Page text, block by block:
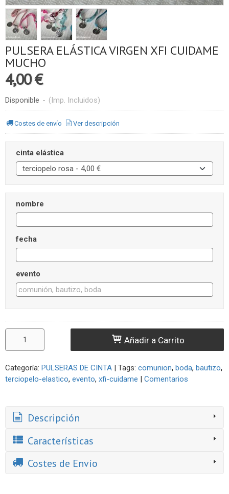
PULSERA ELÁSTICA VIRGEN XFI CUIDAME
MUCHO
4,00 €
Disponible - (Imp. Incluidos)
Costes de envío Ver descripción
cinta elástica
nombre
fecha
evento
Añadir a Carrito
Categoría: PULSERAS DE CINTA | Tags: comunion boda bautizo
terciopelo-elastico evento xfi-cuidame | Comentarios
Descripción
Características
Costes de Envío